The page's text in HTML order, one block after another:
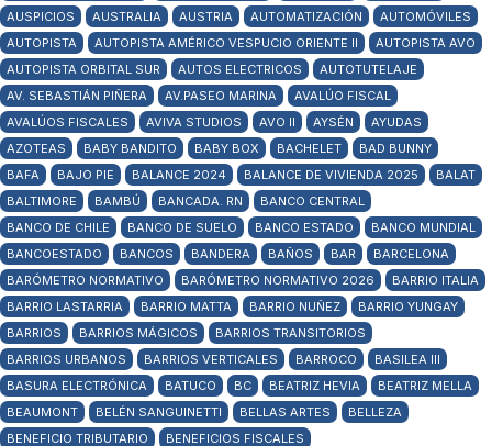
AUSPICIOS
AUSTRALIA AUSTRIA AUTOMATIZACIÓN
AUTOMÓVILES
AUTOPISTA
AUTOPISTA AMÉRICO VESPUCIO ORIENTE II
AUTOPISTA AVO
AUTOPISTA ORBITAL SUR
AUTOS ELECTRICOS
AUTOTUTELAJE
AV. SEBASTIÁN PIÑERA
AV.PASEO MARINA
AVALÚO FISCAL
AVALÚOS FISCALES
AVIVA STUDIOS AVO II AYSÉN
AYUDAS
AZOTEAS
BABY BANDITO BABY BOX BACHELET
BAD BUNNY
BAFA
BAJO PIE BALANCE 2024 BALANCE DE VIVIENDA 2025
BALAT
BALTIMORE
BAMBÚ BANCADA. RN
BANCO CENTRAL
BANCO DE CHILE
BANCO DE SUELO BANCO ESTADO
BANCO MUNDIAL
BANCOESTADO
BANCOS BANDERA BAÑOS BAR
BARCELONA
BARÓMETRO NORMATIVO
BARÓMETRO NORMATIVO 2026
BARRIO ITALIA
BARRIO LASTARRIA
BARRIO MATTA BARRIO NUÑEZ
BARRIO YUNGAY
BARRIOS
BARRIOS MÁGICOS
BARRIOS TRANSITORIOS
BARRIOS URBANOS
BARRIOS VERTICALES BARROCO
BASILEA III
BASURA ELECTRÓNICA
BATUCO BC BEATRIZ HEVIA
BEATRIZ MELLA
BEAUMONT
BELÉN SANGUINETTI BELLAS ARTES
BELLEZA
BENEFICIO TRIBUTARIO
BENEFICIOS FISCALES